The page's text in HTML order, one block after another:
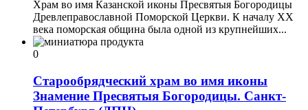
Храм во имя Казанской иконы Пресвятыя Богородицы
Древлеправославной Поморской Церкви. К началу ХХ
века поморская община была одной из крупнейших...
0
Старообрядческий храм во имя иконы
Знамение Пресвятыя Богородицы. Санкт-